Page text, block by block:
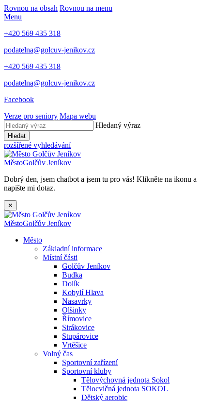
Rovnou na obsah Rovnou na menu
Menu
+420 569 435 318
podatelna@golcuv-jenikov.cz
+420 569 435 318
podatelna@golcuv-jenikov.cz
Facebook
Verze pro seniory Mapa webu
Hledaný výraz
Hledat
rozšířené vyhledávání
MěstoGolčův Jeníkov
Dobrý den, jsem chatbot a jsem tu pro vás! Klikněte na ikonu a
napište mi dotaz.
✕
MěstoGolčův Jeníkov
Město
Základní informace
Místní části
Golčův Jeníkov
Budka
Dolík
Kobylí Hlava
Nasavrky
Olšinky
Římovice
Sirákovice
Stupárovice
Vrtěšice
Volný čas
Sportovní zařízení
Sportovní kluby
Tělovýchovná jednota Sokol
Tělocvičná jednota SOKOL
Dětský aerobic